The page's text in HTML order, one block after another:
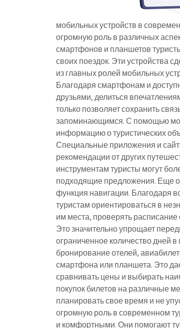
мобильных устройств в
огромную роль в различных
смартфонов и планшетов
своих поездок. Эти устройства
из главных ролей мобильных
Благодаря смартфонам и
друзьями, делиться
только позволяет сохранить
запоминающимся. С помощью
информацию о туристических
Специальные приложения и
рекомендации от других
инструментам туристы могут
подходящие предложения. Еще
функция навигации. Благодаря
туристам ориентироваться в
им места, проверять
Это значительно упрощает
ограниченное количество дней
бронирование отелей,
смартфона или планшета. Это
сравнивать цены и выбирать
покупок билетов на различные
планировать свое время и не
огромную роль в современном
и комфортными. Они помогают